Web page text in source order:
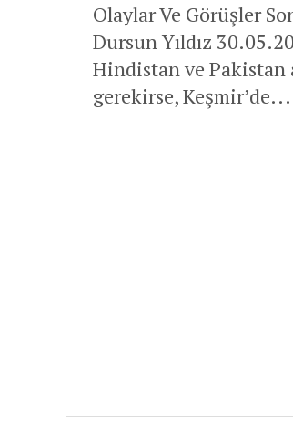
Olaylar Ve Görüşler
Dursun Yıldız
Hindistan ve Pakistan
gerekirse, Keşmir’de...